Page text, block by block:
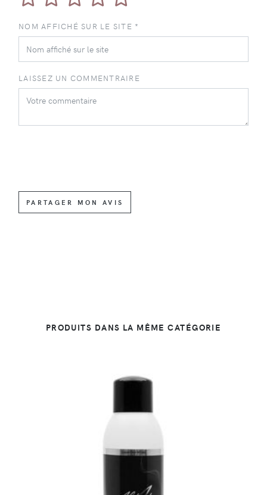
NOM AFFICHÉ SUR LE SITE *
LAISSEZ UN COMMENTRAIRE
PARTAGER MON AVIS
PRODUITS DANS LA MÊME CATÉGORIE
DÉTAILS